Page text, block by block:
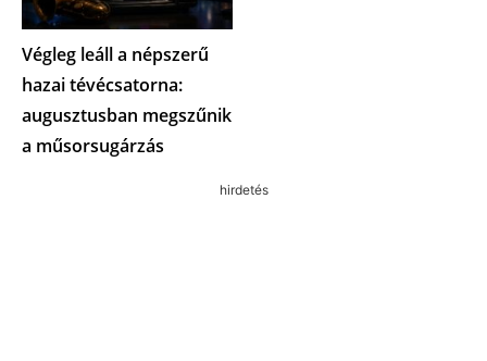
Végleg leáll a népszerű
hazai tévécsatorna:
augusztusban megszűnik
a műsorsugárzás
hirdetés